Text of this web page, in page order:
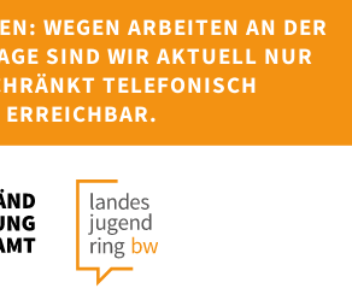
WEGEN ARBEITEN AN DER
SIND WIR AKTUELL NUR
TELEFONISCH
ERREICHBAR.
HOME